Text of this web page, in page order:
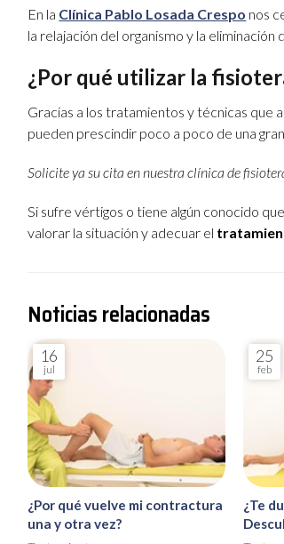
En la Clínica Pablo Losada Crespo nos
la relajación del organismo y la
¿Por qué utilizar la
Gracias a los tratamientos y técnicas que
pueden prescindir poco a poco de una
Solicite ya su cita en nuestra clínica de
Si sufre vértigos o tiene algún conocido
valorar la situación y adecuar el
Noticias relacionadas
16
jul
¿Por qué vuelve mi contractura
una y otra vez?
25
feb
¿Te